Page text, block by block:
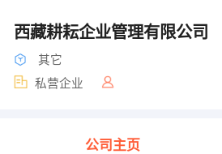
西藏耕耘企业管理有限公司
其它
私营企业
公司主页